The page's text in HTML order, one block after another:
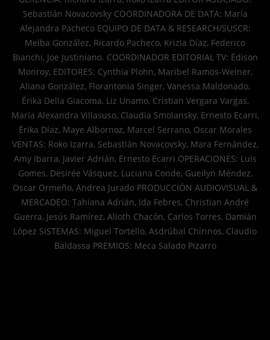
Sebastián Novacovsky COORDINADORA DE DATA: María
Alejandra Pacheco EQUIPO DE DATA & RESEARCH/SUSCR:
Melba González, Ricardo Pacheco, Krizia Díaz, Federico
Bianchi, Joe Justiniano. COORDINADOR EDITORIAL TV: Édison
Monroy, EDITORES: Cynthia Plohn, Maribel Ramos-Weiner,
Aliana González, Florantonia Singer, Vanessa Maldonado,
Érika Della Giacoma, Liz Unamo, Cristian Vergara Vargas,
María Alexandra Villasuso, Claudia Smolansky, Ernesto Ecarri,
Érika Díaz, Maye Albornoz, Marcel Serrano, Oscar Morales
VENTAS: Roko Izarra, Sebastián Novacovsky, Mara Fernández,
Amy Ibarra, Javier Adrián, Ernesto Ecarri OPERACIONES: Luis
Gomes, Desirée Vásquez, Luciana Conde, Gueilyn Méndez,
Oscar Ormeño, Andrea Jurado PRODUCCIÓN AUDIOVISUAL &
MERCADEO: Tahiana Adrián, Ida Febres, Christian André
Guerra, Jesús Ramírez, Alioth Chacón, Carlos Torres, Damián
López SISTEMAS: Miguel Tortello, Asdrúbal Chirinos, Claudio
Baldassa PREMIOS: Meca Salado Pizarro